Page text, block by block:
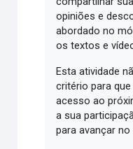
opiniões e
abordado no
os textos e
Esta atividade
critério para
acesso ao
a sua
para avançar no